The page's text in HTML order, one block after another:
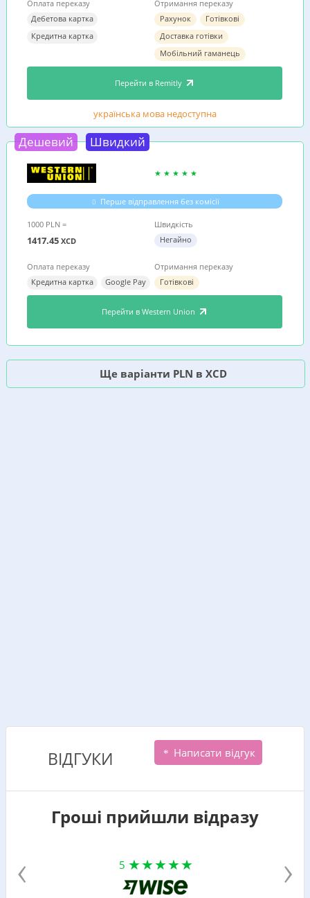
Оплата переказу
Дебетова картка
Кредитна картка
Отримання переказу
Рахунок
Готівкові
Доставка готівки
Мобільний гаманець
Перейти в Remitly
українська мова недоступна
Дешевий Швидкий
Перше відправлення без комісії
1000 PLN =
1417.45 XCD
Швидкість
Негайно
Оплата переказу
Кредитна картка
Google Pay
Отримання переказу
Готівкові
Перейти в Western Union
Ще варіанти PLN в XCD
ВІДГУКИ Написати відгук
Гроші прийшли відразу
5
‹ ›